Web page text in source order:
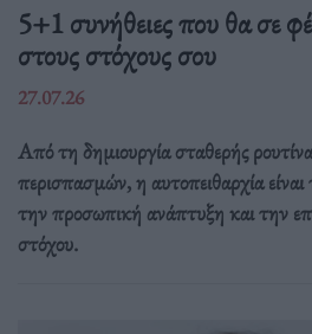
5+1 συνήθειες που θα σε
στους στόχους σου
27.07.26
Από τη δημιουργία σταθερής
περισπασμών, η αυτοπειθαρχία είναι
την προσωπική ανάπτυξη και την
στόχου.